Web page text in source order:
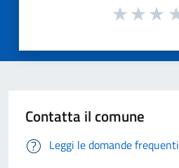
Contatta il comune
Leggi le domande frequenti